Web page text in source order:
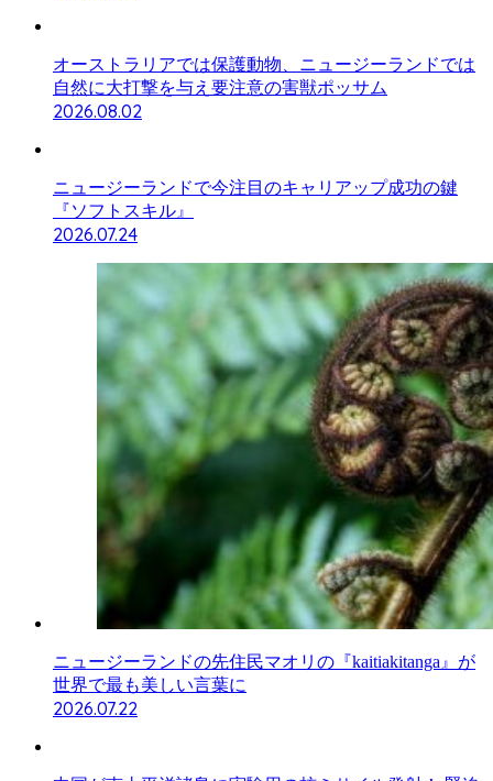
オーストラリアでは保護動物、ニュージーランドでは
自然に大打撃を与え要注意の害獣ポッサム
2026.08.02
ニュージーランドで今注目のキャリアップ成功の鍵
『ソフトスキル』
2026.07.24
ニュージーランドの先住民マオリの『kaitiakitanga』が
世界で最も美しい言葉に
2026.07.22